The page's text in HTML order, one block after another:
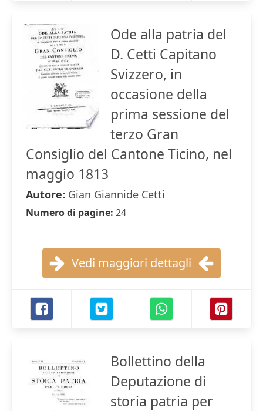
Ode alla patria del
D. Cetti Capitano
Svizzero, in
occasione della
prima sessione del
terzo Gran
Consiglio del Cantone Ticino, nel
maggio 1813
Autore: Gian Giannide Cetti
Numero di pagine: 24
Vedi maggiori dettagli
Bollettino della
Deputazione di
storia patria per